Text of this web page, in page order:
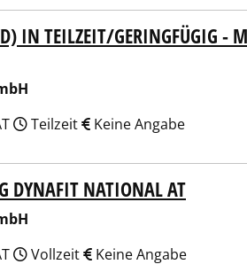
IN TEILZEIT/GERINGFÜGIG -
Teilzeit Keine Angabe
DYNAFIT NATIONAL AT
Vollzeit Keine Angabe